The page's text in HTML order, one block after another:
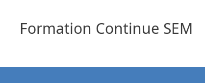
contenuFormation Continue SEM